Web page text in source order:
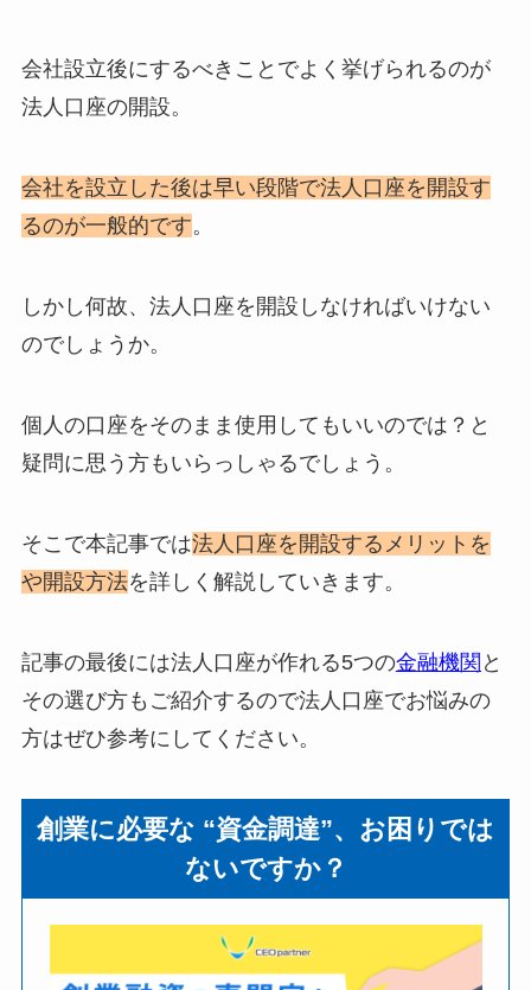
会社設立後にするべきことでよく挙げられるのが
法人口座の開設。
会社を設立した後は早い段階で法人口座を開設す
るのが一般的です。
しかし何故、法人口座を開設しなければいけない
のでしょうか。
個人の口座をそのまま使用してもいいのでは？と
疑問に思う方もいらっしゃるでしょう。
そこで本記事では法人口座を開設するメリットを
や開設方法を詳しく解説していきます。
記事の最後には法人口座が作れる5つの金融機関 と
その選び方もご紹介するので法人口座でお悩みの
方はぜひ参考にしてください。
創業に必要な “資金調達”、お困りでは
ないですか？